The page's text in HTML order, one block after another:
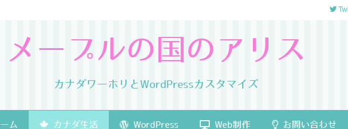
メープルの国のアリス
カナダワーホリとWordPressカスタマイズ
ム カナダ生活 WordPress Web制作 お問い合わせ